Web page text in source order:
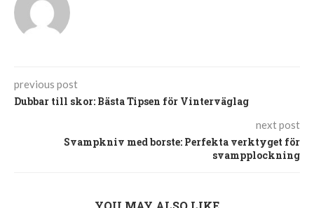
previous post
Dubbar till skor: Bästa Tipsen för Vinterväglag
next post
Svampkniv med borste: Perfekta verktyget för
svampplockning